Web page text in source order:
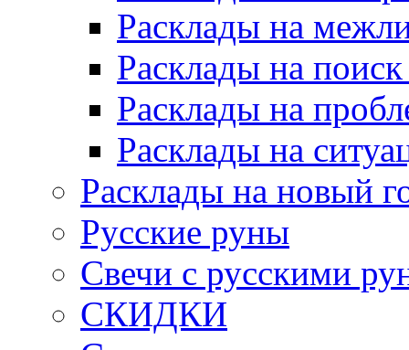
Расклады на
Расклады на
Расклады на
Расклады на
Расклады на новый
Русские руны
Свечи с русскими
СКИДКИ